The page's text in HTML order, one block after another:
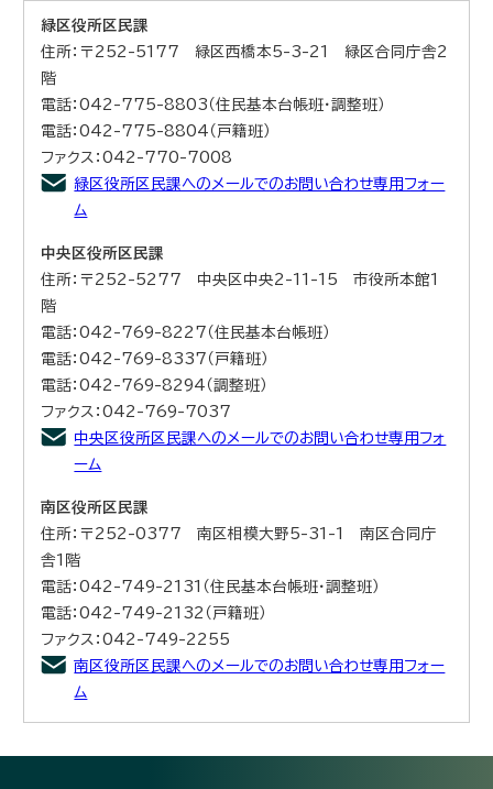
緑区役所区民課
住所：〒252-5177 緑区西橋本5-3-21 緑区合同庁舎2
階
電話：042-775-8803（住民基本台帳班・調整班）
電話：042-775-8804（戸籍班）
ファクス：042-770-7008
緑区役所区民課へのメールでのお問い合わせ専用フォー
ム
中央区役所区民課
住所：〒252-5277 中央区中央2-11-15 市役所本館1
階
電話：042-769-8227（住民基本台帳班）
電話：042-769-8337（戸籍班）
電話：042-769-8294（調整班）
ファクス：042-769-7037
中央区役所区民課へのメールでのお問い合わせ専用フォ
ーム
南区役所区民課
住所：〒252-0377 南区相模大野5-31-1 南区合同庁
舎1階
電話：042-749-2131（住民基本台帳班・調整班）
電話：042-749-2132（戸籍班）
ファクス：042-749-2255
南区役所区民課へのメールでのお問い合わせ専用フォー
ム